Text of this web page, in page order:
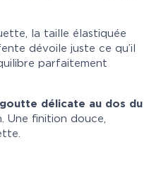
la taille élastiquée
dévoile juste ce qu’il
parfaitement
goutte délicate au dos du
Une finition douce,